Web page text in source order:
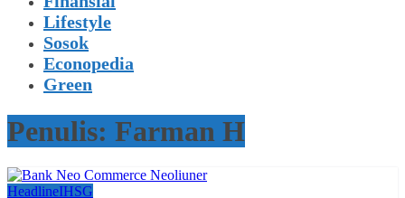
Lifestyle
Sosok
Econopedia
Green
Penulis: Farman H
HeadlineIHSG